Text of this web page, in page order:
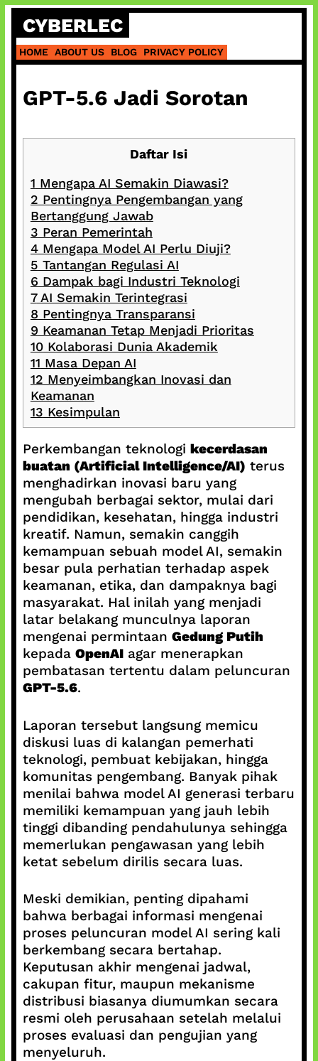
Skip
content
CYBERLEC
HOME ABOUT US BLOG PRIVACY POLICY
GPT-5.6 Jadi Sorotan
Daftar Isi
1 Mengapa AI Semakin Diawasi?
2 Pentingnya Pengembangan yang
Bertanggung Jawab
3 Peran Pemerintah
4Mengapa Model AI Perlu Diuji?
5 Tantangan Regulasi AI
6 Dampak bagi Industri Teknologi
7AI Semakin Terintegrasi
8 Pentingnya Transparansi
9 Keamanan Tetap Menjadi Prioritas
10Kolaborasi Dunia Akademik
11 Masa Depan AI
12 Menyeimbangkan Inovasi dan
Keamanan
13 Kesimpulan
Perkembangan teknologi kecerdasan
buatan (Artificial Intelligence/AI) terus
menghadirkan inovasi baru yang
mengubah berbagai sektor, mulai dari
pendidikan, kesehatan, hingga industri
kreatif. Namun, semakin canggih
kemampuan sebuah model AI, semakin
besar pula perhatian terhadap aspek
keamanan, etika, dan dampaknya bagi
masyarakat. Hal inilah yang menjadi
latar belakang munculnya laporan
mengenai permintaan Gedung Putih
kepada OpenAIagar menerapkan
pembatasan tertentu dalam peluncuran
GPT-5.6.
Laporan tersebut langsung memicu
diskusi luas di kalangan pemerhati
teknologi, pembuat kebijakan, hingga
komunitas pengembang. Banyak pihak
menilai bahwa model AI generasi terbaru
memiliki kemampuan yang jauh lebih
tinggi dibanding pendahulunya sehingga
memerlukan pengawasan yang lebih
ketat sebelum dirilis secara luas.
Meski demikian, penting dipahami
bahwa berbagai informasi mengenai
proses peluncuran model AI sering kali
berkembang secara bertahap.
Keputusan akhir mengenai jadwal,
cakupan fitur, maupun mekanisme
distribusi biasanya diumumkan secara
resmi oleh perusahaan setelah melalui
proses evaluasi dan pengujian yang
menyeluruh.